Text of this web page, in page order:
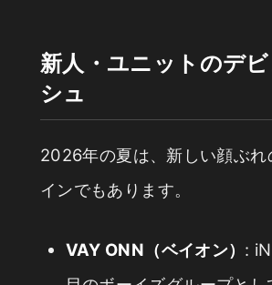
新人・ユニットのデ
シュ
2026年の夏は、新しい顔ぶれ
インでもあります。
VAY ONN（ベイオン） :